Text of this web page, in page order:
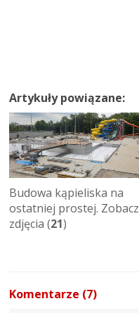
Artykuły powiązane:
Budowa kąpieliska na
ostatniej prostej. Zobacz
zdjęcia (21)
Komentarze (7)